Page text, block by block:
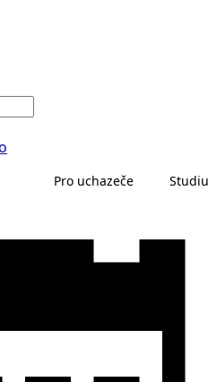
Pro uchazeče